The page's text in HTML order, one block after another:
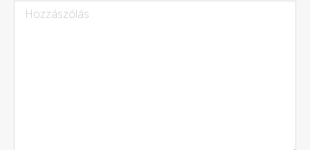
Hozzászólás